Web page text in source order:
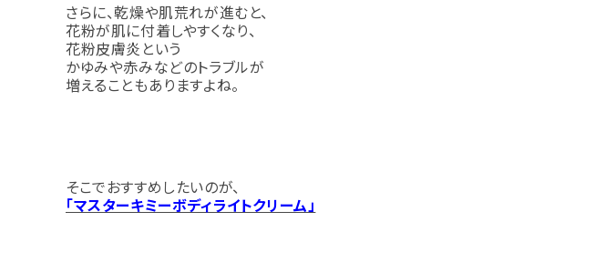
さらに、乾燥や肌荒れが進むと、
花粉が肌に付着しやすくなり、
花粉皮膚炎という
かゆみや赤みなどのトラブルが
増えることもありますよね。
そこでおすすめしたいのが、
「マスターキミーボディライトクリーム」